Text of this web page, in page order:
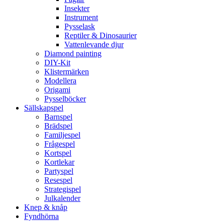
Insekter
Instrument
Pysselask
Reptiler & Dinosaurier
Vattenlevande djur
Diamond painting
DIY-Kit
Klistermärken
Modellera
Origami
Pysselböcker
Sällskapspel
Barnspel
Brädspel
Familjespel
Frågespel
Kortspel
Kortlekar
Partyspel
Resespel
Strategispel
Julkalender
Knep & knåp
Fyndhörna